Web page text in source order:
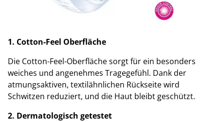
1. Cotton-Feel Oberfläche
Die Cotton-Feel-Oberfläche sorgt für ein besonders
weiches und angenehmes Tragegefühl. Dank der
atmungsaktiven, textilähnlichen Rückseite wird
Schwitzen reduziert, und die Haut bleibt geschützt.
2. Dermatologisch getestet